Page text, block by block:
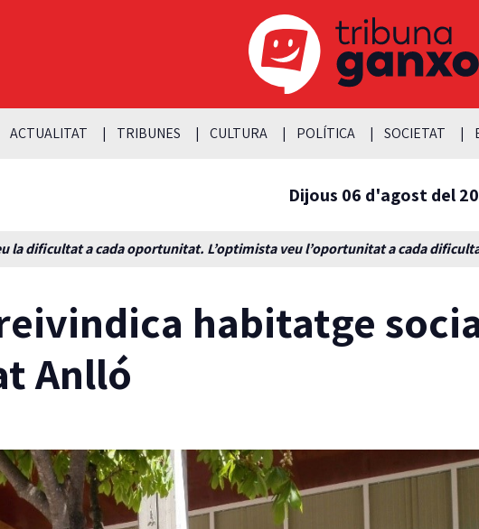
ACTUALITAT TRIBUNES CULTURA POLÍTICA SOCIETAT
Dijous 06 d'agost del
la dificultat a cada oportunitat. L’optimista veu l’oportunitat a cada
habitatge
Anlló